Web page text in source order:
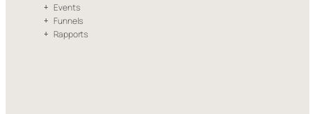
+ Events
+ Funnels
+ Rapports